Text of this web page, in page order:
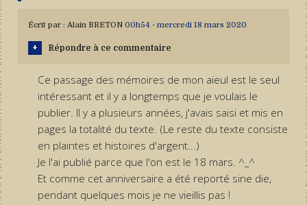
Écrit par : Alain BRETON 00h54 - mercredi 18 mars 2020
Répondre à ce commentaire
Ce passage des mémoires de mon aïeul est le seul
intéressant et il y a longtemps que je voulais le
publier. Il y a plusieurs années, j'avais saisi et mis en
pages la totalité du texte. (Le reste du texte consiste
en plaintes et histoires d'argent...)
Je l'ai publié parce que l'on est le 18 mars. ^_^
Et comme cet anniversaire a été reporté sine die,
pendant quelques mois je ne vieillis pas !